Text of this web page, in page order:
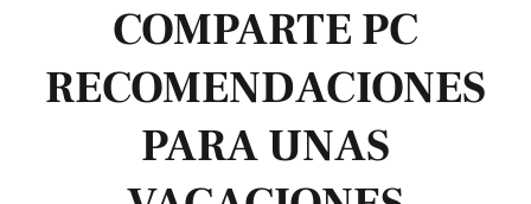
COMPARTE PC
RECOMENDACIONES
PARA UNAS